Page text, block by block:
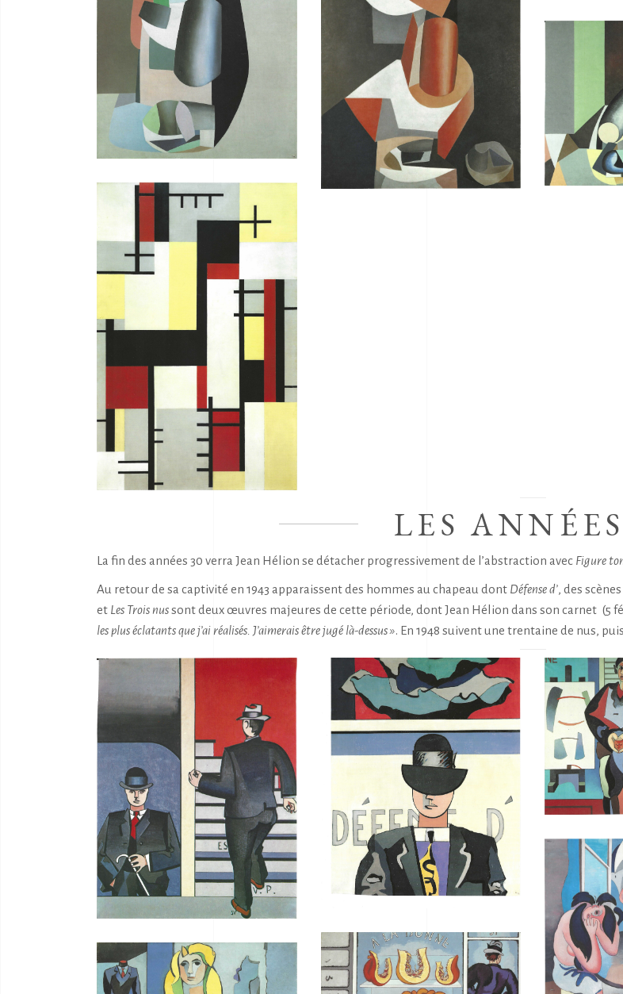
LES
La fin des années 30 verra Jean Hélion se détacher progressivement de l’abstraction avec Figure
Au retour de sa captivité en 1943 apparaissent des hommes au chapeau dont Défense d’, des
et Les Trois nussont deux œuvres majeures de cette période, dont Jean Hélion dans son carnet (5
les plus éclatants que j’ai réalisés. J’aimerais être jugé là-dessus ». En 1948 suivent une trentaine de nus,